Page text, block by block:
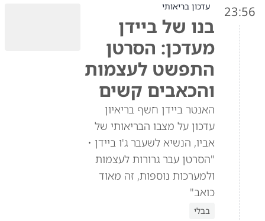
23:56 עדכון בריאותי
בנו של ביידן
מעדכן: הסרטן
התפשט לעצמות
והכאבים קשים
האנטר ביידן חשף בריאיון
עדכון על מצבו הבריאותי של
אביו, הנשיא לשעבר ג'ו ביידן •
"הסרטן עבר גרורות לעצמות
ולמערכות נוספות, זה מאוד
כואב"
בבלי